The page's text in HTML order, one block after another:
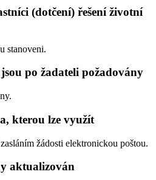
(dotčení) řešení životní
stanoveni.
po žadateli požadovány
kterou lze využít
žádosti elektronickou poštou.
aktualizován